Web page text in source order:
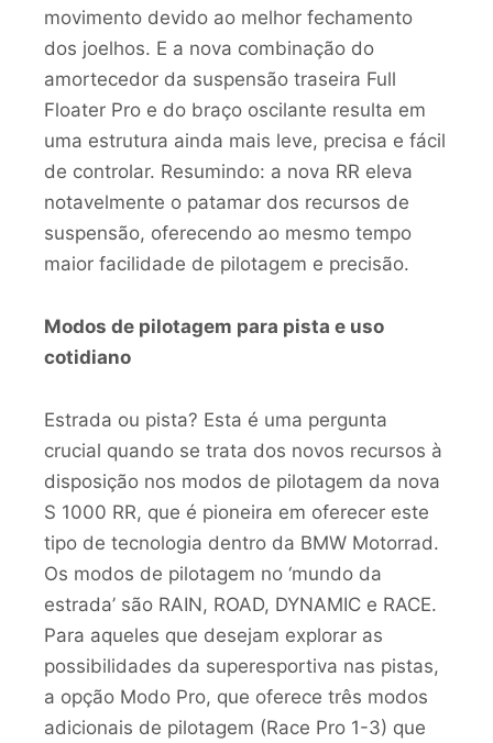
movimento devido ao melhor fechamento
dos joelhos. E a nova combinação do
amortecedor da suspensão traseira Full
Floater Pro e do braço oscilante resulta em
uma estrutura ainda mais leve, precisa e fácil
de controlar. Resumindo: a nova RR eleva
notavelmente o patamar dos recursos de
suspensão, oferecendo ao mesmo tempo
maior facilidade de pilotagem e precisão.
Modos de pilotagem para pista e uso
cotidiano
Estrada ou pista? Esta é uma pergunta
crucial quando se trata dos novos recursos à
disposição nos modos de pilotagem da nova
S 1000 RR, que é pioneira em oferecer este
tipo de tecnologia dentro da BMW Motorrad.
Os modos de pilotagem no ‘mundo da
estrada’ são RAIN, ROAD, DYNAMIC e RACE.
Para aqueles que desejam explorar as
possibilidades da superesportiva nas pistas,
a opção Modo Pro, que oferece três modos
adicionais de pilotagem (Race Pro 1-3) que